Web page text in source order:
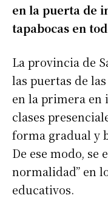
en la puerta de
tapabocas en
La provincia de
las puertas de
en la primera en
clases
forma gradual y
De ese modo, se
normalidad” en
educativos.